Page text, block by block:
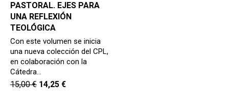
PASTORAL. EJES PARA
UNA REFLEXIÓN
TEOLÓGICA
Con este volumen se inicia
una nueva colección del CPL,
en colaboración con la
Cátedra…
15,00€ 14,25 €